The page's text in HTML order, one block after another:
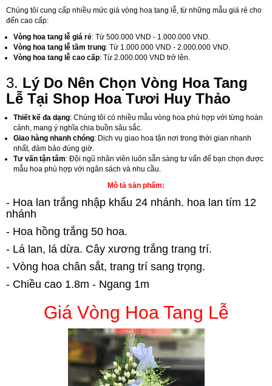
Chúng tôi cung cấp nhiều mức giá vòng hoa tang lễ, từ những mẫu giá rẻ cho
đến cao cấp:
Vòng hoa tang lễ giá rẻ: Từ 500.000 VND - 1.000.000 VND.
Vòng hoa tang lễ tầm trung: Từ 1.000.000 VND - 2.000.000 VND.
Vòng hoa tang lễ cao cấp: Từ 2.000.000 VND trở lên.
3. Lý Do Nên Chọn Vòng Hoa Tang
Lễ Tại Shop Hoa Tươi Huy Thảo
Thiết kế đa dạng: Chúng tôi có nhiều mẫu vòng hoa phù hợp với từng hoàn
cảnh, mang ý nghĩa chia buồn sâu sắc.
Giao hàng nhanh chóng: Dịch vụ giao hoa tận nơi trong thời gian nhanh
nhất, đảm bảo đúng giờ.
Tư vấn tận tâm: Đội ngũ nhân viên luôn sẵn sàng tư vấn để bạn chọn được
mẫu hoa phù hợp với ngân sách và nhu cầu.
Mô tả sản phẩm:
- Hoa lan trắng nhập khẩu 24 nhánh. hoa lan tím 12
nhánh
- Hoa hồng trắng 50 hoa.
- Lá lan, lá dừa. Cây xương trắng trang trí.
- Vòng hoa chân sắt, trang trí sang trọng.
- Chiều cao 1.8m - Ngang 1m
Giá Vòng Hoa Tang Lễ